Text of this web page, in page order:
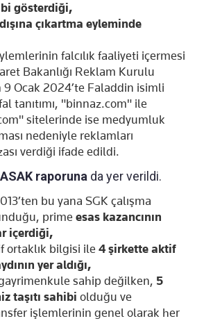
gösterdiği,
çıkartma eyleminde
falcılık faaliyeti içermesi
Bakanlığı Reklam Kurulu
9 Ocak 2024’te Faladdin isimli
tanıtımı, "binnaz.com" ile
sitelerinde ise medyumluk
nedeniyle reklamları
verdiği ifade edildi.
raporuna da yer verildi.
bu yana SGK çalışma
prime esas kazancının
içerdiği,
ortaklık bilgisi ile 4 şirkette aktif
yer aldığı,
sahip değilken, 5
taşıtı sahibi olduğu ve
işlemlerinin genel olarak her